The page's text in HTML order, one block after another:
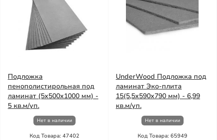
Подложка
пенополистирольная под
ламинат (5x500x1000 мм) -
5 кв.м/уп.
Нет в наличии
Код Товара: 47402
UnderWood Подложка под
ламинат Эко-плита
15(5,5x590x790 мм) - 6,99
кв.м/уп.
Нет в наличии
Код Товара: 65949